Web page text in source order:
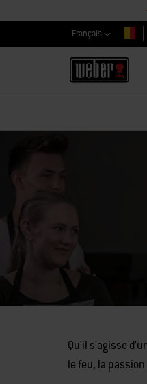
Français
Qu'il s'agisse
le feu, la